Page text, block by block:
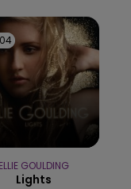
ELLIE GOULDING
Lights